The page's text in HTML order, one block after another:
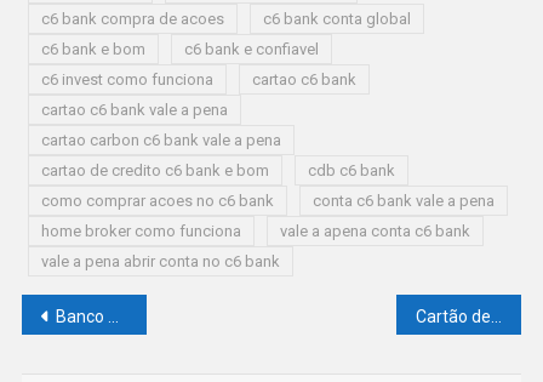
c6 bank compra de acoes
c6 bank conta global
c6 bank e bom
c6 bank e confiavel
c6 invest como funciona
cartao c6 bank
cartao c6 bank vale a pena
cartao carbon c6 bank vale a pena
cartao de credito c6 bank e bom
cdb c6 bank
como comprar acoes no c6 bank
conta c6 bank vale a pena
home broker como funciona
vale a apena conta c6 bank
vale a pena abrir conta no c6 bank
Navegação
Banco Bmg é Confiável? Análise Completa, Reclame Aqui, Avaliações e Segurança